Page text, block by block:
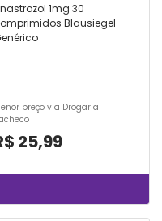
1mg 30
Blausiegel
preço via Drogaria
25,99